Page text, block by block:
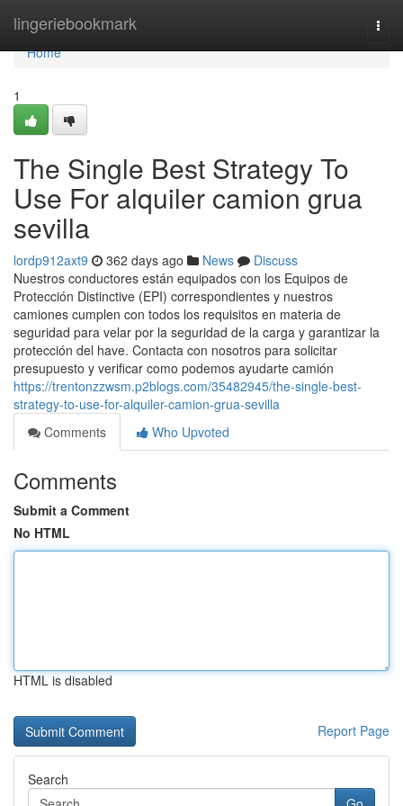
lingeriebookmark
Home
Home
1
The Single Best Strategy To
Use For alquiler camion grua
sevilla
lordp912axt9 362 days ago News
Discuss
Nuestros conductores están equipados con los Equipos de
Protección Distinctive (EPI) correspondientes y nuestros
camiones cumplen con todos los requisitos en materia de
seguridad para velar por la seguridad de la carga y garantizar la
protección del have. Contacta con nosotros para solicitar
presupuesto y verificar como podemos ayudarte camión
https://trentonzzwsm.p2blogs.com/35482945/the-single-best-
strategy-to-use-for-alquiler-camion-grua-sevilla
Comments
Who Upvoted
Comments
Submit a Comment
No HTML
HTML is disabled
Report Page
Search